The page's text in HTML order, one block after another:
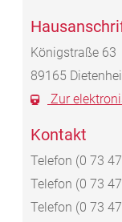
Königstraße 63
89165
Zur
Kontakt
Telefon (0 73
Telefon (0 73
Telefon (0 73